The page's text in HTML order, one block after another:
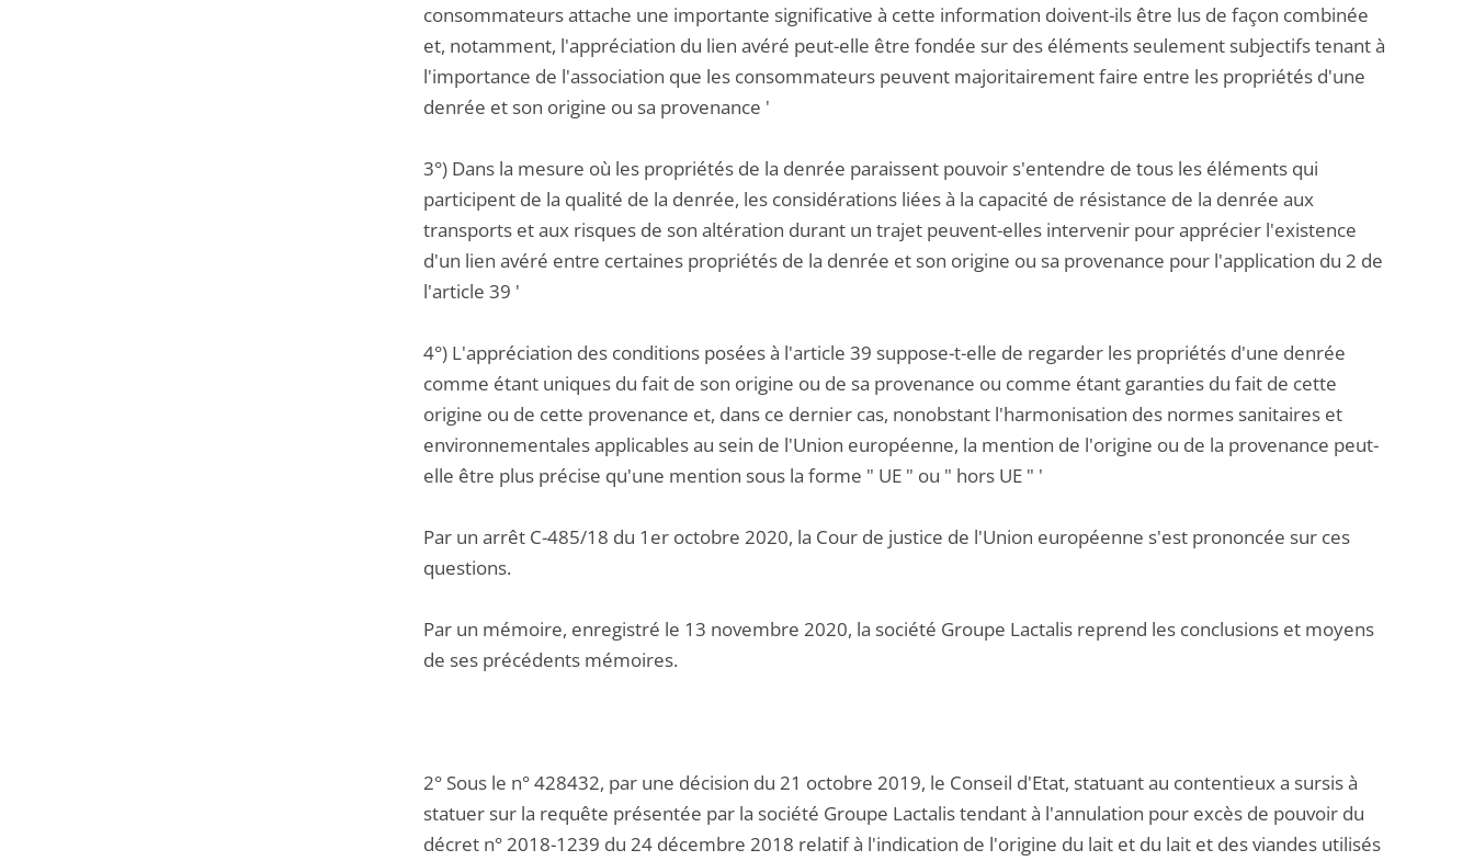
consommateurs attache une importante significative à cette information doivent-ils être lus de façon combinée
et, notamment, l'appréciation du lien avéré peut-elle être fondée sur des éléments seulement subjectifs tenant à
l'importance de l'association que les consommateurs peuvent majoritairement faire entre les propriétés d'une
denrée et son origine ou sa provenance '
3°) Dans la mesure où les propriétés de la denrée paraissent pouvoir s'entendre de tous les éléments qui
participent de la qualité de la denrée, les considérations liées à la capacité de résistance de la denrée aux
transports et aux risques de son altération durant un trajet peuvent-elles intervenir pour apprécier l'existence
d'un lien avéré entre certaines propriétés de la denrée et son origine ou sa provenance pour l'application du 2 de
l'article 39 '
4°) L'appréciation des conditions posées à l'article 39 suppose-t-elle de regarder les propriétés d'une denrée
comme étant uniques du fait de son origine ou de sa provenance ou comme étant garanties du fait de cette
origine ou de cette provenance et, dans ce dernier cas, nonobstant l'harmonisation des normes sanitaires et
environnementales applicables au sein de l'Union européenne, la mention de l'origine ou de la provenance peut-
elle être plus précise qu'une mention sous la forme " UE " ou " hors UE " '
Par un arrêt C-485/18 du 1er octobre 2020, la Cour de justice de l'Union européenne s'est prononcée sur ces
questions.
Par un mémoire, enregistré le 13 novembre 2020, la société Groupe Lactalis reprend les conclusions et moyens
de ses précédents mémoires.
2° Sous le n° 428432, par une décision du 21 octobre 2019, le Conseil d'Etat, statuant au contentieux a sursis à
statuer sur la requête présentée par la société Groupe Lactalis tendant à l'annulation pour excès de pouvoir du
décret n° 2018-1239 du 24 décembre 2018 relatif à l'indication de l'origine du lait et du lait et des viandes utilisés